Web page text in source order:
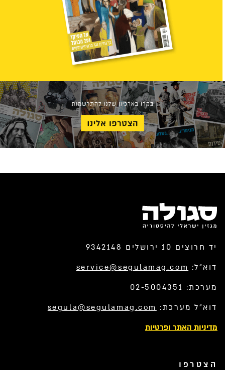
יד חרוצים 10 ירושלים 9342148
דוא”ל: service@segulamag.com
מערכת: 02-5004351
דוא”ל מערכת: segula@segulamag.com
מדיניות האתר ופרטיות
הצטרפו